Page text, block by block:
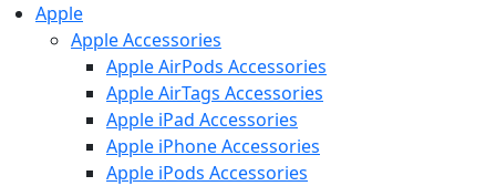
Apple
Apple Accessories
Apple AirPods Accessories
Apple AirTags Accessories
Apple iPad Accessories
Apple iPhone Accessories
Apple iPods Accessories